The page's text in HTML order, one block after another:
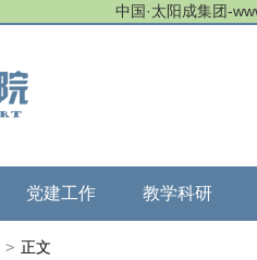
中国·太阳成集团-
党建工作 教学科研
> 正文